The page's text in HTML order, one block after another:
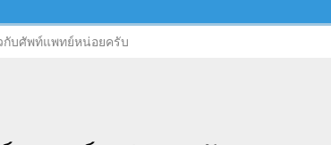
กับศัพท์แพทย์หน่อยครับ